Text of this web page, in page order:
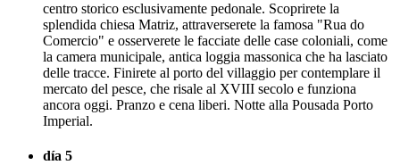
centro storico esclusivamente pedonale. Scoprirete la
splendida chiesa Matriz, attraverserete la famosa "Rua do
Comercio" e osserverete le facciate delle case coloniali, come
la camera municipale, antica loggia massonica che ha lasciato
delle tracce. Finirete al porto del villaggio per contemplare il
mercato del pesce, che risale al XVIII secolo e funziona
ancora oggi. Pranzo e cena liberi. Notte alla Pousada Porto
Imperial.
día 5